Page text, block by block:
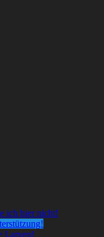
ich hier nicht!
Larven!